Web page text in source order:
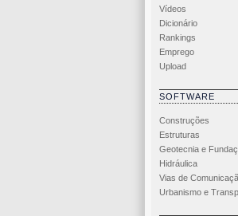
Vídeos
Dicionário
Rankings
Emprego
Upload
SOFTWARE
Construções
Estruturas
Geotecnia e
Hidráulica
Vias de
Urbanismo e